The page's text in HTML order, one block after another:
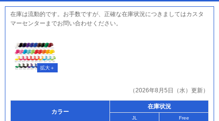
在庫は流動的です。お手数ですが、正確な在庫状況につきましてはカスタ
マーセンターまでお問い合わせください。
（2026年8月5日（水）更新）
カラー
在庫状況
JL
Free